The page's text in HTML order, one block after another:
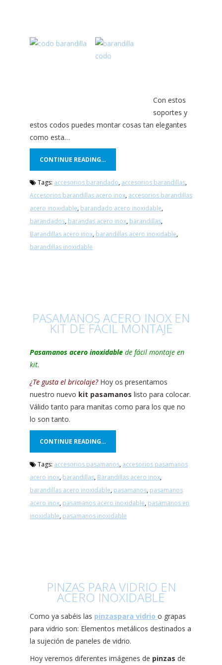
Con estos
soportes y
estos codos puedes montar cosas tan elegantes
como esta…
CONTINUE READING…
Tags: accesorios barandado, accesorios barandillas,
Accesorios barandillas acero inox, accesorios barandillas
acero inoxidable, barandado acero inoxidable,
barandados, barandas acero inox, barandillas,
Barandillas acero inox, barandillas acero inoxidable,
barandillas inoxidable
PASAMANOS ACERO INOX EN
KIT DE FÁCIL MONTAJE
Pasamanos acero inoxidable de fácil montaje en
kit.
¿Te gusta el bricolaje?Hoy os presentamos
nuestro nuevo kit pasamanos listo para colocar.
Válido tanto para manitas como para los que no
lo son tanto.
CONTINUE READING…
Tags: accesorios pasamanos, accesorios pasamanos
acero inox, barandillas, Barandillas acero inox,
barandillas acero inoxidable, pasamanos, pasamanos
acero inox, pasamanos acero inoxidable, pasamanos en
inoxidable, pasamanos inoxidable
PINZAS PARA VIDRIO EN
ACERO INOXIDABLE
Como ya sabéis las pinzaspara vidrio o grapas
para vidrio son: Elementos metálicos destinados a
la sujeción de paneles de vidrio.
Hoy veremos diferentes imágenes de pinzas de